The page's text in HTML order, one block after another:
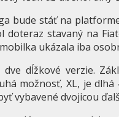
bude stáť na
doteraz stavaný na
ukázala iba
dĺžkové verzie.
možnosť, XL, je
vybavené dvojicou